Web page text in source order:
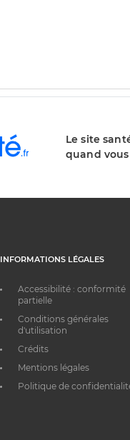
Le site
quand
INFORMATIONS LÉGALES
Accessibilité : conformité
partielle
Conditions générales
d'utilisation
Crédits
Mentions légales
Politique de